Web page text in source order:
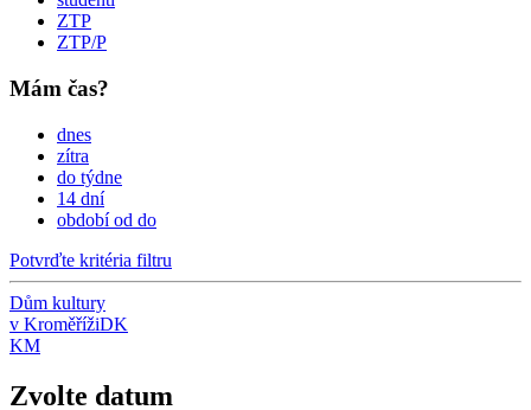
ZTP
ZTP/P
Mám čas?
dnes
zítra
do týdne
14 dní
období od do
Potvrďte kritéria filtru
Dům kultury
v KroměřížiDK
KM
Zvolte datum